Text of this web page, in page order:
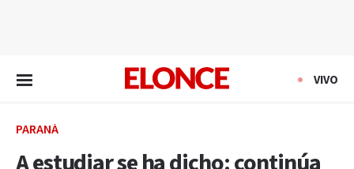
VIVO
PARANÁ